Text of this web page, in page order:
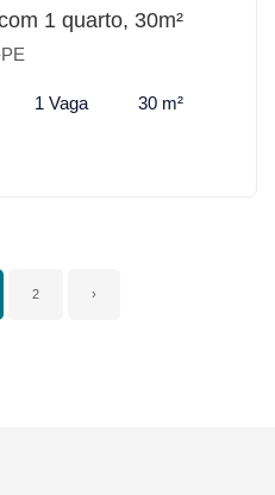
1 quarto, 30m²
1 Vaga 30 m²
2 ›